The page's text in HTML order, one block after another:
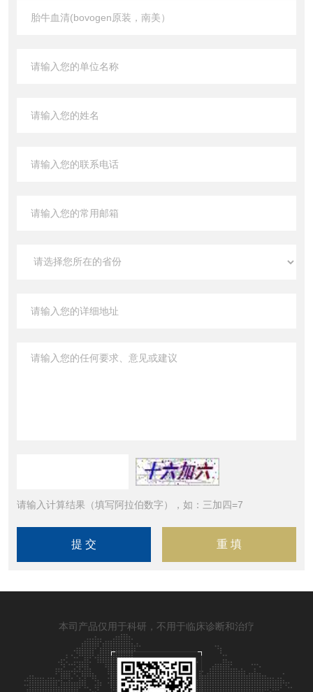
请输入计算结果（填写阿拉伯数字），如：三加四=7
本司产品仅用于科研，不用于临床诊断和治疗